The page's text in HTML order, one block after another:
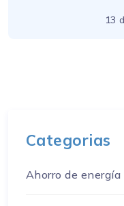
13
Categorias
Ahorro de energía